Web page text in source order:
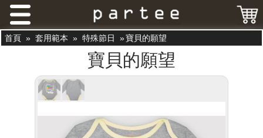
首頁 » 套用範本 » 特殊節日 »寶貝的願望
寶貝的願望